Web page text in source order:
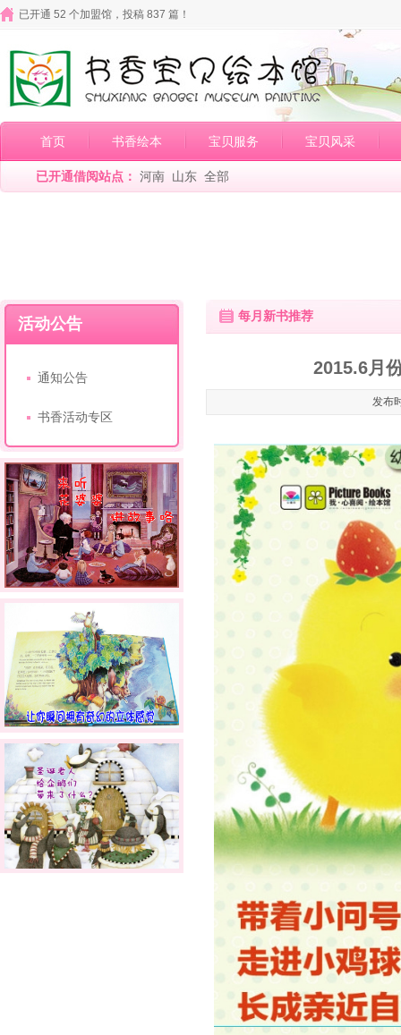
已开通 52 个加盟馆，投稿 837 篇！
首页 书香绘本 宝贝服务 宝贝风采
已开通借阅站点： 河南 山东 全部
活动公告
通知公告
书香活动专区
每月新书推荐
2015.6月
发布